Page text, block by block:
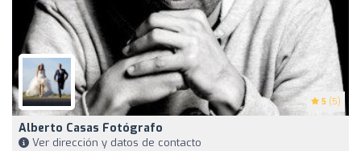
5 (5)
Alberto Casas Fotógrafo
Ver dirección y datos de contacto